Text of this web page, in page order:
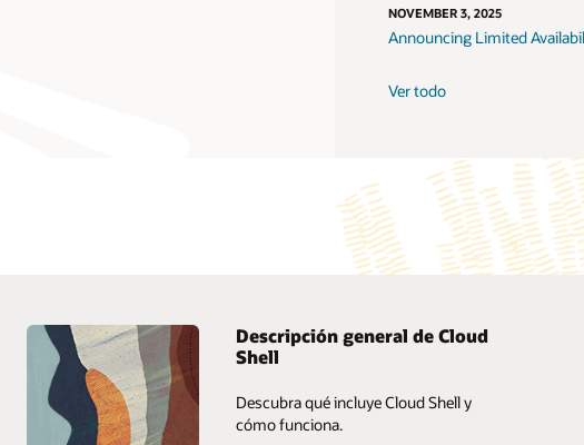
NOVEMBER 3, 2025
Announcing Limited
Ver todo
Descripción general de Cloud
Shell
Descubra qué incluye Cloud Shell y
cómo funciona.
Servicios avanzados a clientes